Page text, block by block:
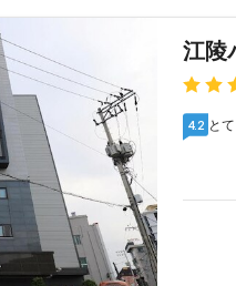
江陵
4.2 と